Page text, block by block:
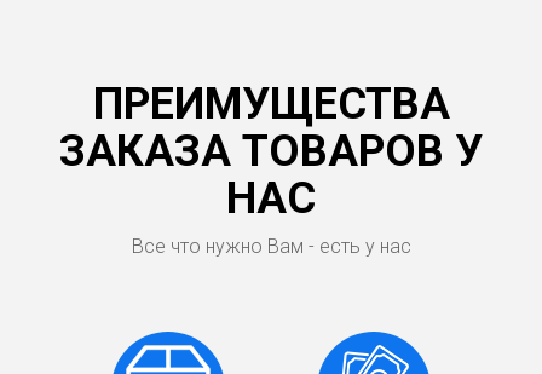
ПРЕИМУЩЕСТВА
ЗАКАЗА ТОВАРОВ У
НАС
Все что нужно Вам - есть у нас